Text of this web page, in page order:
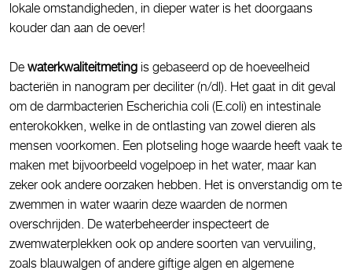
lokale omstandigheden, in dieper water is het doorgaans
kouder dan aan de oever!
De waterkwaliteitmeting is gebaseerd op de hoeveelheid
bacteriën in nanogram per deciliter (n/dl). Het gaat in dit geval
om de darmbacterien Escherichia coli (E.coli) en intestinale
enterokokken, welke in de ontlasting van zowel dieren als
mensen voorkomen. Een plotseling hoge waarde heeft vaak te
maken met bijvoorbeeld vogelpoep in het water, maar kan
zeker ook andere oorzaken hebben. Het is onverstandig om te
zwemmen in water waarin deze waarden de normen
overschrijden. De waterbeheerder inspecteert de
zwemwaterplekken ook op andere soorten van vervuiling,
zoals blauwalgen of andere giftige algen en algemene